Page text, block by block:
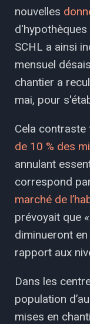
nouvelles
SCHL a ainsi
mensuel
chantier a
mai, pour
Cela contraste
de 10 % des
annulant
correspond
marché de
prévoyait que
diminueront
rapport aux
Dans les
population
mises en